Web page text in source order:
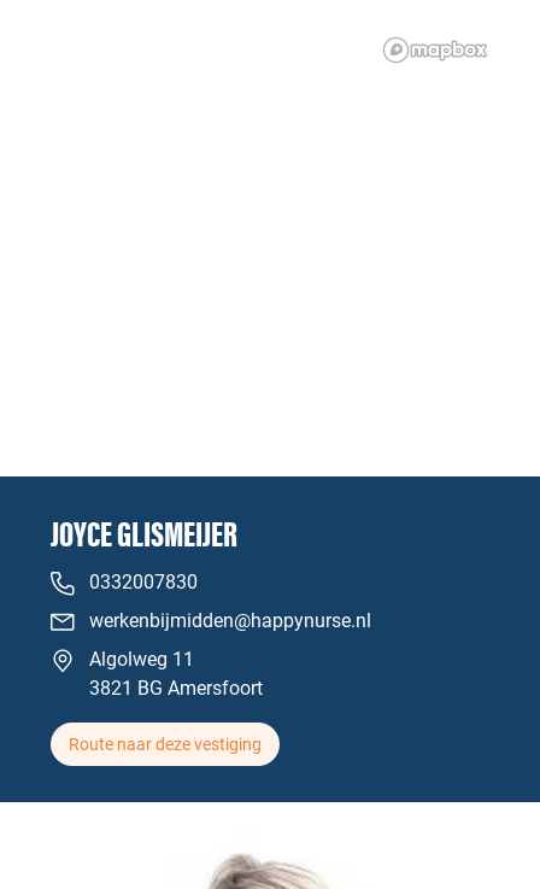
JOYCE GLISMEIJER
0332007830
werkenbijmidden@happynurse.nl
Algolweg 11
3821 BG Amersfoort
Route naar deze vestiging